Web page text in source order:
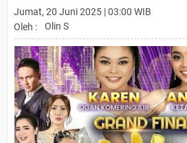
Jumat, 20 Juni 2025 | 03:00 WIB
Oleh :
Olin S